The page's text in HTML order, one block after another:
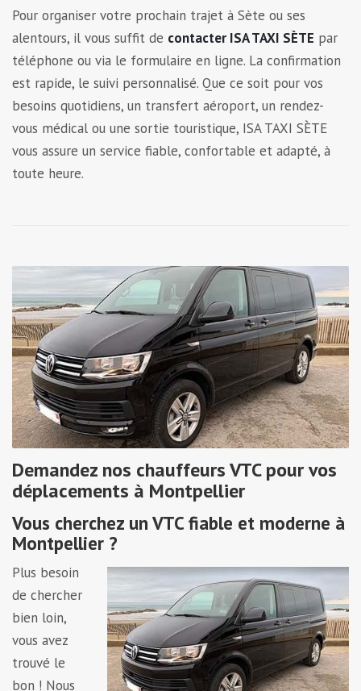
Pour organiser votre prochain trajet à Sète ou ses
alentours, il vous suffit de contacter ISA TAXI SÈTE par
téléphone ou via le formulaire en ligne. La confirmation
est rapide, le suivi personnalisé. Que ce soit pour vos
besoins quotidiens, un transfert aéroport, un rendez-
vous médical ou une sortie touristique, ISA TAXI SÈTE
vous assure un service fiable, confortable et adapté, à
toute heure.
Demandez nos chauffeurs VTC pour vos
déplacements à Montpellier
Vous cherchez un VTC fiable et moderne à
Montpellier ?
Plus besoin
de chercher
bien loin,
vous avez
trouvé le
bon ! Nous